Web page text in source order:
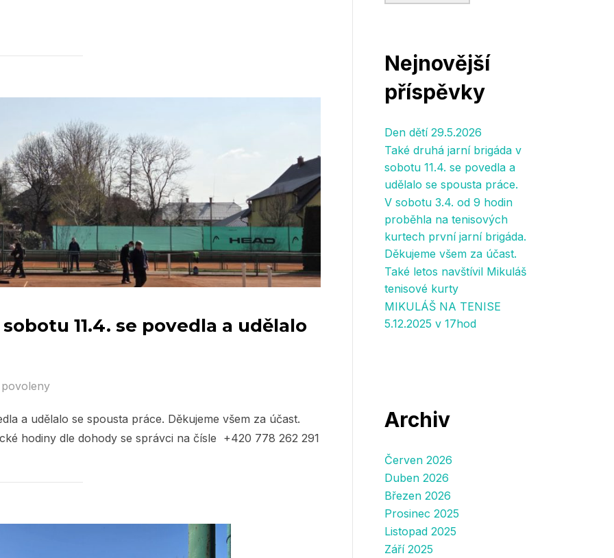
11.4. se povedla a udělalo
a udělalo se spousta práce. Děkujeme všem za účast.
hodiny dle dohody se správci na čísle +420 778 262 291
Nejnovější
příspěvky
Den dětí 29.5.2026
Také druhá jarní brigáda v
sobotu 11.4. se povedla a
udělalo se spousta práce.
V sobotu 3.4. od 9 hodin
proběhla na tenisových
kurtech první jarní brigáda.
Děkujeme všem za účast.
Také letos navštívil Mikuláš
tenisové kurty
MIKULÁŠ NA TENISE
5.12.2025 v 17hod
Archiv
Červen 2026
Duben 2026
Březen 2026
Prosinec 2025
Listopad 2025
Září 2025